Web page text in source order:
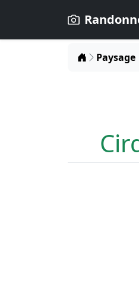
Home
Paysage